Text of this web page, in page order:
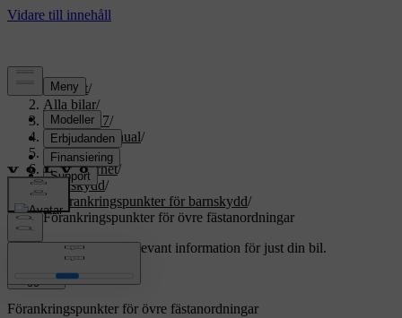
Support/
Alla bilar/
EX60 2027/
Användarmanual/
Säkerhet/
Barnsäkerhet/
Barnskydd/
Förankringspunkter för barnskydd/
Förankringspunkter för övre fästanordningar
Anpassad supportFå relevant information för just din bil.
Logga in
Förankringspunkter för övre fästanordningar